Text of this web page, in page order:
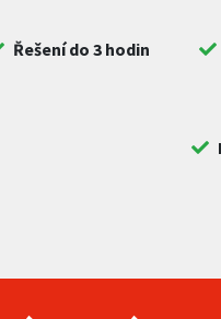
Řešení do 3 hodin